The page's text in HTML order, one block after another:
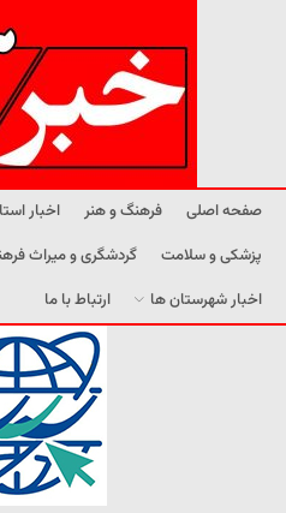
صفحه اصلی فرهنگ و هنر اخبار
پزشکی و سلامت
گردشگری و میراث
اخبار شهرستان ها
ارتباط با ما